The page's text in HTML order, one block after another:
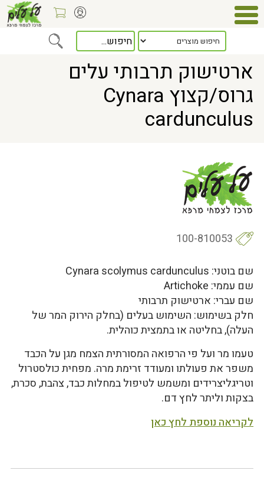
> ארטישוק תרבותי עלים גרוס/קצוץ Cynara cardunculus
ארטישוק תרבותי עלים
גרוס/קצוץ Cynara
cardunculus
100-810053
שם בוטני: Cynara scolymus cardunculus
שם עממי: Artichoke
שם עברי: ארטישוק תרבותי
חלק בשימוש: השימוש בעלים (בחלק הירוק המר של
העלה), בחליטה או בתמצית כוהלית.
טעמו מר ועל פי הרפואה המסורתית הצמח מגן על הכבד
משפר את פעולתו ומעודד זרימת מרה. מפחית כולסטרול
וטריגליצרידים ומשמש לטיפול במחלות כבד, צהבת, סכרת,
בצקות וליתר לחץ דם.
לקריאה נוספת לחץ כאן